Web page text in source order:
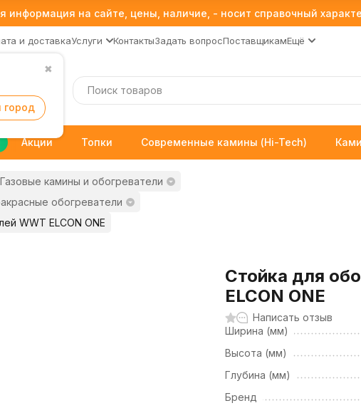
информация на сайте, цены, наличие, - носит справочный
✖
город
и доставкаУслуги КонтактыЗадать вопросПоставщикамЕщё
Акции Топки Современные камины (Hi-Tech)
Газовые камины и обогреватели
обогреватели
WWT ELCON ONE
Стойка для
ELCON ONE
Написать отзыв
Ширина (мм)
Высота (мм)
Глубина (мм)
Бренд